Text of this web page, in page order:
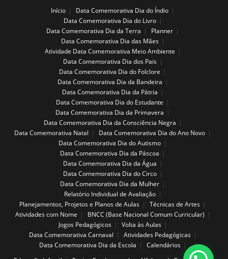
Início
Data Comemorativa Dia do Índio
Data Comemorativa Dia do Livro
Data Comemorativa Dia da Terra
Planner
Data Comemorativa Dia das Mães
Atividade Data Comemorativa Meio Ambiente
Data Comemorativa Dia dos Pais
Data Comemorativa Dia do Folclore
Data Comemorativa Dia da Bandeira
Data Comemorativa Dia da Pátria
Data Comemorativa Dia do Estudante
Data Comemorativa Dia da Primavera
Data Comemorativa Dia da Consciência Negra
Data Comemorativa Natal
Data Comemorativa Dia do Ano Novo
Data Comemorativa Dia do Autismo
Data Comemorativa Dia da Páscoa
Data Comemorativa Dia da Água
Data Comemorativa Dia do Circo
Data Comemorativa Dia da Mulher
Relatório Individual de Avaliação
Planejamentos, Projetos e Planos de Aulas
Técnicas de Artes
Atividades com Nome
BNCC (Base Nacional Comum Curricular)
Jogos Pedagógicos
Volta às Aulas
Data Comemorativa Carnaval
Atividades Pedagógicas
Data Comemorativa Dia da Escola
Calendários